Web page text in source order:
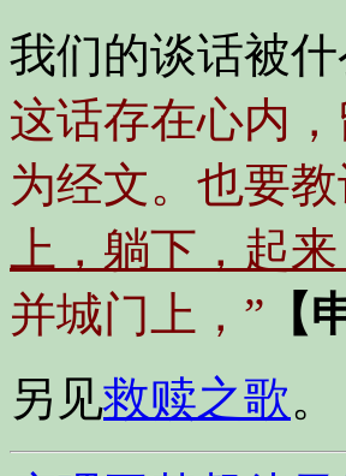
我们的谈话被
这话存在心内
为经文。也要
上，躺下，起
并城门上，” 【
另见救赎之歌。